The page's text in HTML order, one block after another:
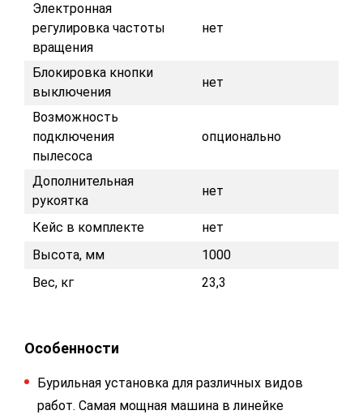
Электронная
регулировка частоты
вращения
нет
Блокировка кнопки
выключения
нет
Возможность
подключения
пылесоса
опционально
Дополнительная
рукоятка
нет
Кейс в комплекте
нет
Высота, мм
1000
Вес, кг
23,3
Особенности
Бурильная установка для различных видов
работ. Самая мощная машина в линейке